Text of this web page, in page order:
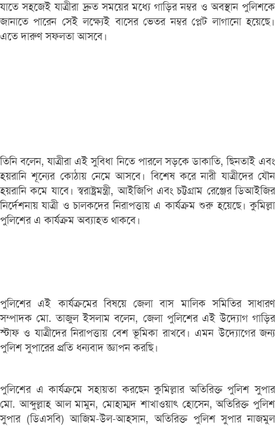
যাতে সহজেই যাত্রীরা দ্রুত সময়ের মধ্যে গাড়ির নম্বর ও অবস্থান পুলিশকে
জানাতে পারেন সেই লক্ষ্যেই বাসের ভেতর নম্বর প্লেট লাগানো হয়েছে।
এতে দারুণ সফলতা আসবে।
তিনি বলেন, যাত্রীরা এই সুবিধা নিতে পারলে সড়কে ডাকাতি, ছিনতাই এবং
হয়রানি শূন্যের কোঠায় নেমে আসবে। বিশেষ করে নারী যাত্রীদের যৌন
হয়রানি কমে যাবে। স্বরাষ্ট্রমন্ত্রী, আইজিপি এবং চট্টগ্রাম রেঞ্জের ডিআইজির
নির্দেশনায় যাত্রী ও চালকদের নিরাপত্তায় এ কার্যক্রম শুরু হয়েছে। কুমিল্লা
পুলিশের এ কার্যক্রম অব্যাহত থাকবে।
পুলিশের এই কার্যক্রমের বিষয়ে জেলা বাস মালিক সমিতির সাধারণ
সম্পাদক মো. তাজুল ইসলাম বলেন, জেলা পুলিশের এই উদ্যোগ গাড়ির
স্টাফ ও যাত্রীদের নিরাপত্তায় বেশ ভূমিকা রাখবে। এমন উদ্যোগের জন্য
পুলিশ সুপারের প্রতি ধন্যবাদ জ্ঞাপন করছি।
পুলিশের এ কার্যক্রমে সহায়তা করছেন কুমিল্লার অতিরিক্ত পুলিশ সুপার
মো. আব্দুল্লাহ আল মামুন, মোহাম্মদ শাখাওয়াৎ হোসেন, অতিরিক্ত পুলিশ
সুপার (ডিএসবি) আজিম-উল-আহসান, অতিরিক্ত পুলিশ সুপার নাজমুল